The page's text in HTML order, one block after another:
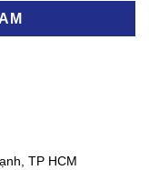
TP HCM